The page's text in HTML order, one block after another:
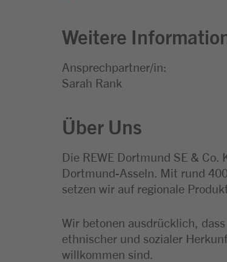
Weitere
Ansprechpartner/in:
Sarah Rank
Über Uns
Die REWE Dortmund SE &
Dortmund-Asseln. Mit rund
setzen wir auf regionale
Wir betonen ausdrücklich,
ethnischer und sozialer
willkommen sind.